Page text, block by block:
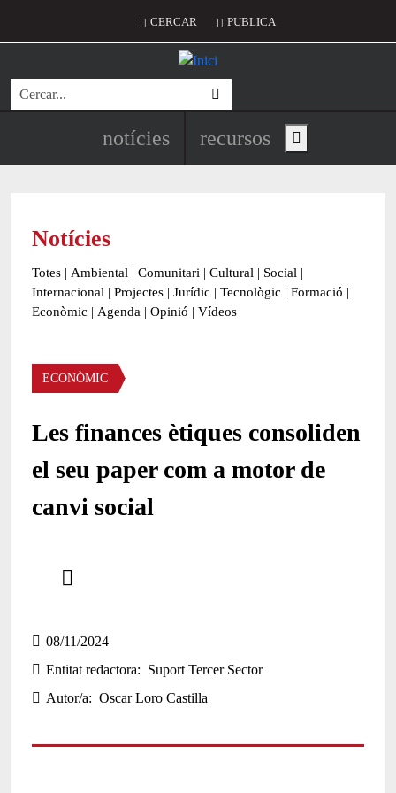
Menú del compte d'usuari
CERCAR PUBLICA
Cerca
Navegació principal de
notícies recursos Show main menu
Notícies
Totes | Ambiental | Comunitari | Cultural | Social |
Internacional | Projectes | Jurídic | Tecnològic | Formació |
Econòmic | Agenda | Opinió | Vídeos
Àmbit de la notícia
ECONÒMIC
Les finances ètiques consoliden
el seu paper com a motor de
canvi social
08/11/2024
Entitat redactora
Suport Tercer Sector
Autor/a
Oscar Loro Castilla